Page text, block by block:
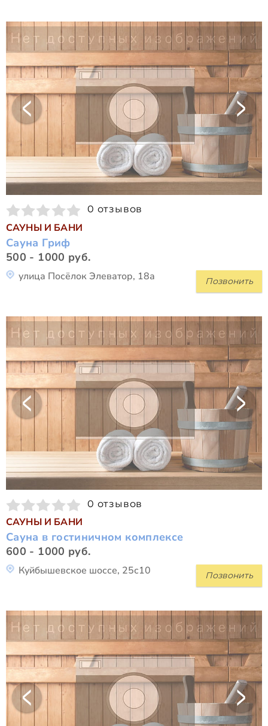
0 отзывов
САУНЫ И БАНИ
Сауна Гриф
500 - 1000 руб.
Позвонить
улица Посёлок Элеватор, 18а
0 отзывов
САУНЫ И БАНИ
Сауна в гостиничном комплексе
600 - 1000 руб.
Позвонить
Куйбышевское шоссе, 25с10